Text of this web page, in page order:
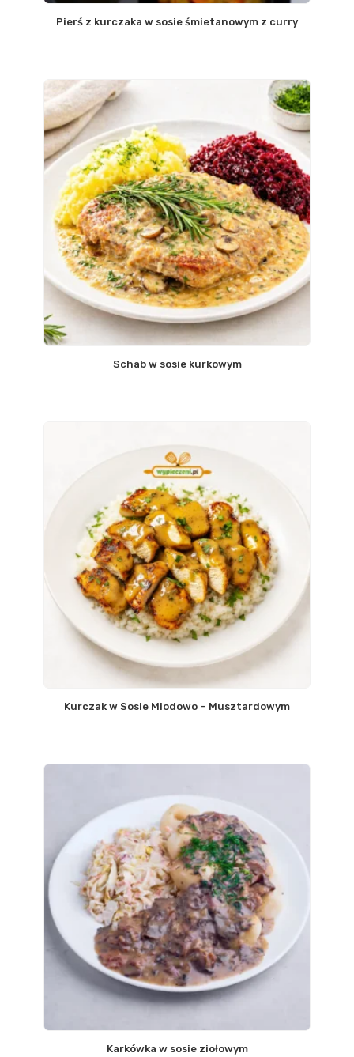
Pierś z kurczaka w sosie śmietanowym z curry
Schab w sosie kurkowym
Kurczak w Sosie Miodowo – Musztardowym
Karkówka w sosie ziołowym